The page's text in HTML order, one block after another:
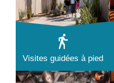
Visites guidées à pied